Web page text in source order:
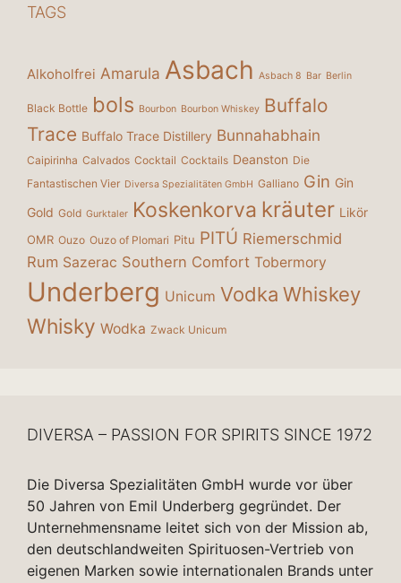
TAGS
Alkoholfrei Amarula Asbach Asbach 8 Bar Berlin
Black Bottle bols Bourbon Bourbon Whiskey Buffalo
Trace Buffalo Trace Distillery Bunnahabhain
Caipirinha Calvados Cocktail Cocktails Deanston Die
Fantastischen Vier Diversa Spezialitäten GmbH Galliano Gin Gin
Gold Gold Gurktaler Koskenkorva kräuter Likör
OMR Ouzo Ouzo of Plomari Pitu PITÚ Riemerschmid
Rum Sazerac Southern Comfort Tobermory
Underberg Unicum Vodka Whiskey
Whisky Wodka Zwack Unicum
DIVERSA – PASSION FOR SPIRITS SINCE 1972
Die Diversa Spezialitäten GmbH wurde vor über
50 Jahren von Emil Underberg gegründet. Der
Unternehmensname leitet sich von der Mission ab,
den deutschlandweiten Spirituosen-Vertrieb von
eigenen Marken sowie internationalen Brands unter